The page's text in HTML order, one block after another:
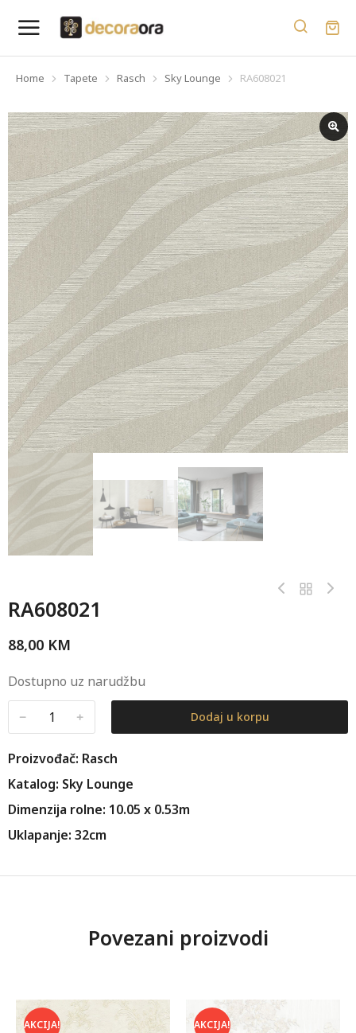
You are here:
Home Tapete Rasch Sky Lounge RA608021
RA608021
88,00 KM
Dostupno uz narudžbu
﹣ ﹢ Dodaj u korpu
Proizvođač: Rasch
Katalog: Sky Lounge
Dimenzija rolne: 10.05 x 0.53m
Uklapanje: 32cm
Povezani proizvodi
AKCIJA! AKCIJA!